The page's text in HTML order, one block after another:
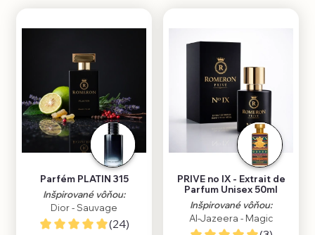
Parfém PLATIN 315
Inšpirované vôňou:
Dior - Sauvage
(24)
PRIVE no IX - Extrait de
Parfum Unisex 50ml
Inšpirované vôňou:
Al-Jazeera - Magic